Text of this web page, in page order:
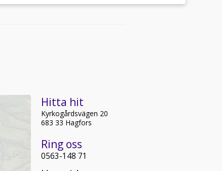
Hitta hit
Kyrkogårdsvägen 20
683 33 Hagfors
Ring oss
0563-148 71